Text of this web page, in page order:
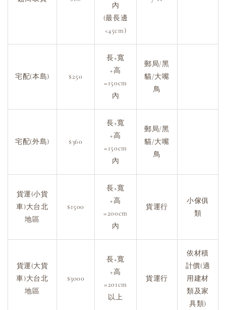
內
(最長邊
<45cm)
宅配(本島) $250
長+寬
+高
=150cm
內
郵局/黑
貓/大嘴
鳥
宅配(外島) $360
長+寬
+高
=150cm
內
郵局/黑
貓/大嘴
鳥
貨運(小貨
車)大台北
地區
$1500
長+寬
+高
=200cm
內
貨運行
小傢俱
類
貨運(大貨
車)大台北
地區
$3000
長+寬
+高
=201cm
以上
貨運行
依材積
計價(適
用建材
類及家
具類)